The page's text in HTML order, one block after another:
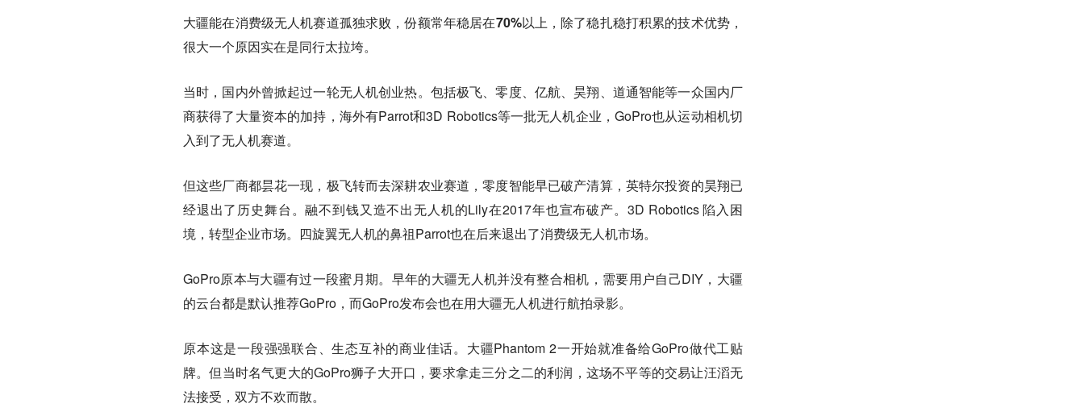
大疆能在消费级无人机赛道孤独求败，份额常年稳居在70%以上，除了稳扎稳打积累的技术优势，
很大一个原因实在是同行太拉垮。
当时，国内外曾掀起过一轮无人机创业热。包括极飞、零度、亿航、昊翔、道通智能等一众国内厂
商获得了大量资本的加持，海外有Parrot和3D Robotics等一批无人机企业，GoPro也从运动相机切
入到了无人机赛道。
但这些厂商都昙花一现，极飞转而去深耕农业赛道，零度智能早已破产清算，英特尔投资的昊翔已
经退出了历史舞台。融不到钱又造不出无人机的Lily在2017年也宣布破产。3D Robotics 陷入困
境，转型企业市场。四旋翼无人机的鼻祖Parrot也在后来退出了消费级无人机市场。
GoPro原本与大疆有过一段蜜月期。早年的大疆无人机并没有整合相机，需要用户自己DIY，大疆
的云台都是默认推荐GoPro，而GoPro发布会也在用大疆无人机进行航拍录影。
原本这是一段强强联合、生态互补的商业佳话。大疆Phantom 2一开始就准备给GoPro做代工贴
牌。但当时名气更大的GoPro狮子大开口，要求拿走三分之二的利润，这场不平等的交易让汪滔无
法接受，双方不欢而散。